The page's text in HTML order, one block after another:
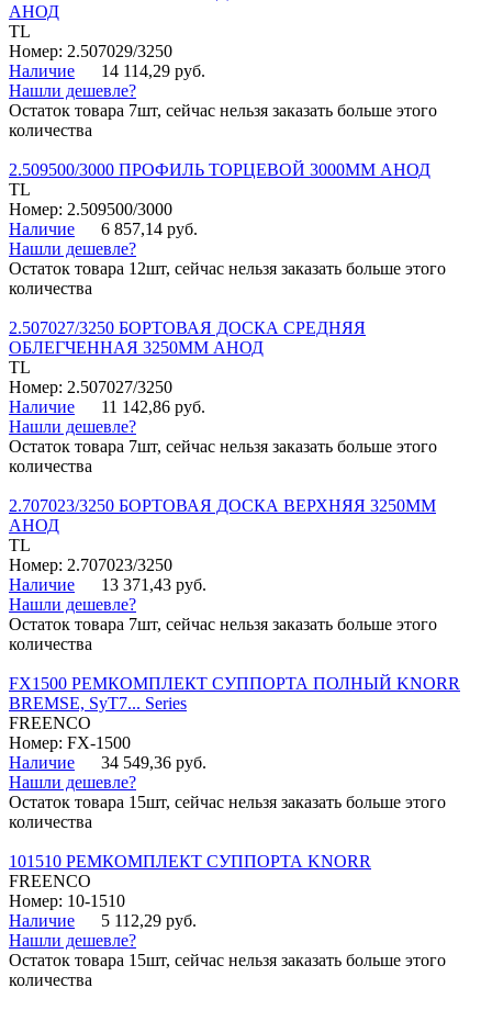
АНОД
TL
Номер: 2.507029/3250
Наличие
14 114,29 руб.
Нашли дешевле?
Остаток товара 7шт, сейчас нельзя заказать больше этого
количества
2.509500/3000 ПРОФИЛЬ ТОРЦЕВОЙ 3000ММ АНОД
TL
Номер: 2.509500/3000
Наличие
6 857,14 руб.
Нашли дешевле?
Остаток товара 12шт, сейчас нельзя заказать больше этого
количества
2.507027/3250 БОРТОВАЯ ДОСКА СРЕДНЯЯ
ОБЛЕГЧЕННАЯ 3250ММ АНОД
TL
Номер: 2.507027/3250
Наличие
11 142,86 руб.
Нашли дешевле?
Остаток товара 7шт, сейчас нельзя заказать больше этого
количества
2.707023/3250 БОРТОВАЯ ДОСКА ВЕРХНЯЯ 3250ММ
АНОД
TL
Номер: 2.707023/3250
Наличие
13 371,43 руб.
Нашли дешевле?
Остаток товара 7шт, сейчас нельзя заказать больше этого
количества
FX1500 РЕМКОМПЛЕКТ СУППОРТА ПОЛНЫЙ KNORR
BREMSE, SyT7... Series
FREENCO
Номер: FX-1500
Наличие
34 549,36 руб.
Нашли дешевле?
Остаток товара 15шт, сейчас нельзя заказать больше этого
количества
101510 РЕМКОМПЛЕКТ СУППОРТА KNORR
FREENCO
Номер: 10-1510
Наличие
5 112,29 руб.
Нашли дешевле?
Остаток товара 15шт, сейчас нельзя заказать больше этого
количества